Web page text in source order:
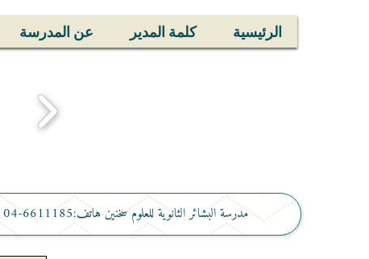
الرئيسية كلمة المدير عن المدرسة
مدرسة البشائر الثانوية للعلوم سخنين هاتف:6611185-04 فاكس:046744450